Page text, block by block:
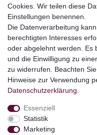
Themen
Ostern
Angebote
stark reduzierte B-Ware
Kundenservice
Versand & Lieferung
Impressum
Cookies. Wir teilen diese
Einstellungen benennen.
Die Datenverarbeitung
berechtigten Interesses
oder abgelehnt werden. Es
und die Einwilligung zu
zu widerrufen. Beachten
Hinweise zur Verwendung
Daten­schutz­erklärung
Essenziell
Statistik
Marketing